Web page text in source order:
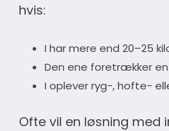
hvis:
I har mere end 20–25
Den ene foretrækker
I oplever ryg-, hofte-
Ofte vil en løsning